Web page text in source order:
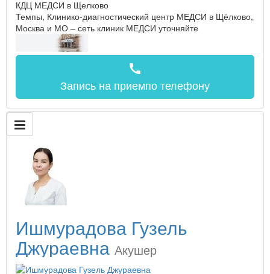
КДЦ МЕДСИ в Щелково
Темпы, Клинико-диагностический центр МЕДСИ в Щёлково,
Москва и МО – сеть клиник МЕДСИ уточняйте
call
Запись на приемпо телефону
Ишмурадова Гузель
Джураевна Акушер